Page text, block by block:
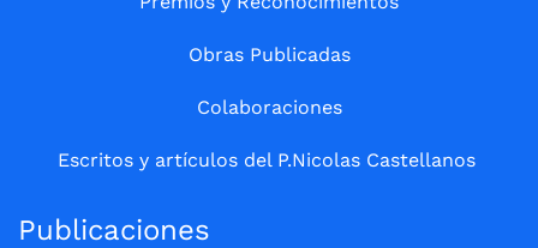
Obras Publicadas
Colaboraciones
Escritos y artículos del P.Nicolas Castellanos
Publicaciones